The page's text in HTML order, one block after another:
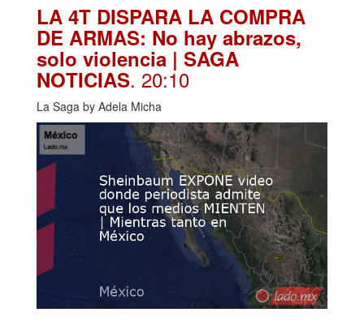
LA 4T DISPARA LA COMPRA
DE ARMAS: No hay abrazos,
solo violencia | SAGA
NOTICIAS. 20:10
La Saga by Adela Micha